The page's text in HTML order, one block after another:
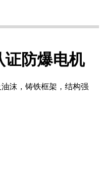
证防爆电机
沫，铸铁框架，结构强